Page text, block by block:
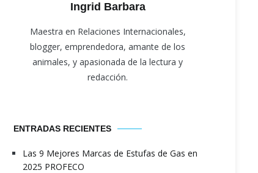
Ingrid Barbara
Maestra en Relaciones Internacionales,
blogger, emprendedora, amante de los
animales, y apasionada de la lectura y
redacción.
ENTRADAS RECIENTES
Las 9 Mejores Marcas de Estufas de Gas en
2025 PROFECO